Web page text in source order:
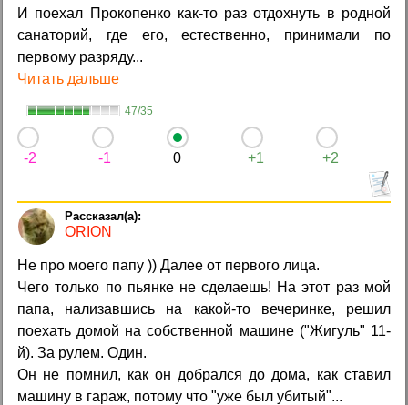
И поехал Прокопенко как-то раз отдохнуть в родной
санаторий, где его, естественно, принимали по
первому разряду...
Читать дальше
47/35
-2 -1 0 +1 +2
ORION
Не про моего папу )) Далее от первого лица.
Чего только по пьянке не сделаешь! На этот раз мой
папа, нализавшись на какой-то вечеринке, решил
поехать домой на собственной машине ("Жигуль" 11-
й). За рулем. Один.
Он не помнил, как он добрался до дома, как ставил
машину в гараж, потому что "уже был убитый"...